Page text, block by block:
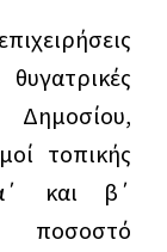
τοπικής
α΄ και β΄